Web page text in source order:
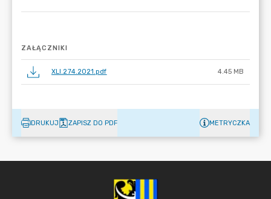
ZAŁĄCZNIKI
XLI.274.2021.pdf 4.45 MB
DRUKUJ ZAPISZ DO PDF METRYCZKA